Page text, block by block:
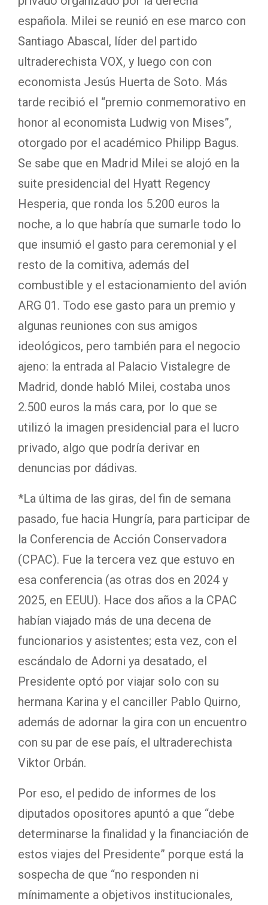
española. Milei se reunió en ese marco con
Santiago Abascal, líder del partido
ultraderechista VOX, y luego con con
economista Jesús Huerta de Soto. Más
tarde recibió el “premio conmemorativo en
honor al economista Ludwig von Mises”,
otorgado por el académico Philipp Bagus.
Se sabe que en Madrid Milei se alojó en la
suite presidencial del Hyatt Regency
Hesperia, que ronda los 5.200 euros la
noche, a lo que habría que sumarle todo lo
que insumió el gasto para ceremonial y el
resto de la comitiva, además del
combustible y el estacionamiento del avión
ARG 01. Todo ese gasto para un premio y
algunas reuniones con sus amigos
ideológicos, pero también para el negocio
ajeno: la entrada al Palacio Vistalegre de
Madrid, donde habló Milei, costaba unos
2.500 euros la más cara, por lo que se
utilizó la imagen presidencial para el lucro
privado, algo que podría derivar en
denuncias por dádivas.
*La última de las giras, del fin de semana
pasado, fue hacia Hungría, para participar de
la Conferencia de Acción Conservadora
(CPAC). Fue la tercera vez que estuvo en
esa conferencia (as otras dos en 2024 y
2025, en EEUU). Hace dos años a la CPAC
habían viajado más de una decena de
funcionarios y asistentes; esta vez, con el
escándalo de Adorni ya desatado, el
Presidente optó por viajar solo con su
hermana Karina y el canciller Pablo Quirno,
además de adornar la gira con un encuentro
con su par de ese país, el ultraderechista
Viktor Orbán.
Por eso, el pedido de informes de los
diputados opositores apuntó a que “debe
determinarse la finalidad y la financiación de
estos viajes del Presidente” porque está la
sospecha de que “no responden ni
mínimamente a objetivos institucionales,